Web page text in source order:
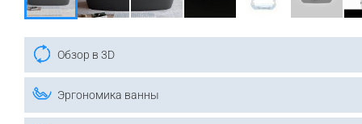
Обзор в 3D
Эргономика ванны